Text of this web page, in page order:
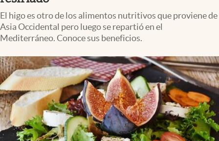
El higo es otro de los alimentos nutritivos que proviene de
Asia Occidental pero luego se repartió en el
Mediterráneo. Conoce sus beneficios.